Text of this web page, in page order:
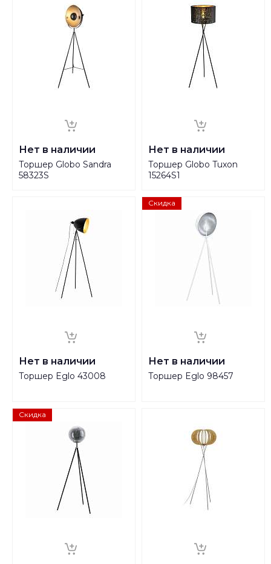
Нет в наличии
Торшер Globo Sandra
58323S
Нет в наличии
Торшер Globo Tuxon
15264S1
Нет в наличии
Торшер Eglo 43008
Скидка
Нет в наличии
Торшер Eglo 98457
Скидка